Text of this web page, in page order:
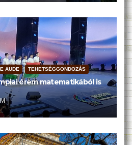
AUDE TEHETSÉGGONDOZÁS
érem matematikából is